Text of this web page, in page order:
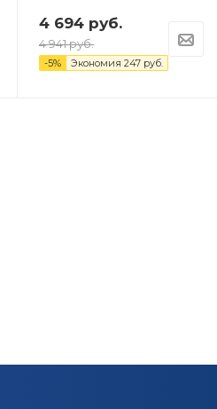
4 694 руб.
4 941руб.
-5% Экономия 247 руб.